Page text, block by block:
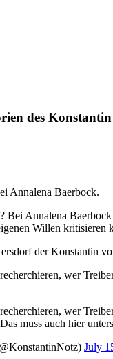
des
Annalena Baerbock.
Annalena
Willen kritisieren
der Konstantin
wer
wer
muss auch hier
July